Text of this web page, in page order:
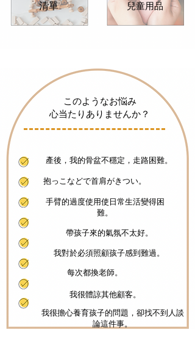
清單
兒童用品
このようなお悩み
​心当たりありませんか？
產後，我的骨盆不穩定，走路困難。
​抱っこなどで首肩がきつい。
手臂的過度使用使日常生活變得困
難。
帶孩子來的氣氛不太好。
我對於必須照顧孩子感到難過。
每次都換老師。
我很體諒其他顧客。
我很擔心養育孩子的問題，卻找不到人談
論這件事。